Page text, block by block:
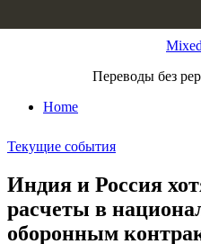
Переводы без
Home
Текущие события
Индия и Россия
расчеты в
оборонным